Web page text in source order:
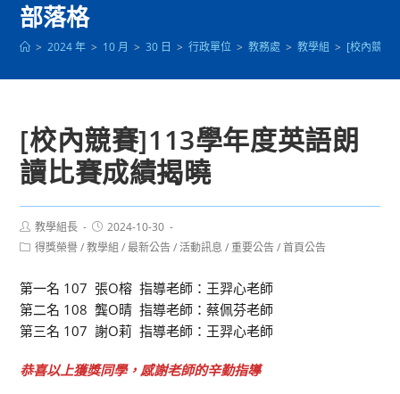
部落格
> 2024 年 > 10 月 > 30 日 > 行政單位 > 教務處 > 教學組 > [校內競賽
[校內競賽]113學年度英語朗
讀比賽成績揭曉
Post
author:
教學組長
Post
published:
2024-10-30
Post得獎榮譽 / 教學組 / 最新公告 / 活動訊息 / 重要公告 / 首頁公告
第一名 107 張O榕 指導老師：王羿心老師
第二名 108 龔O晴 指導老師：蔡佩芬老師
第三名 107 謝O莉 指導老師：王羿心老師
恭喜以上獲獎同學，感謝老師的辛勤指導